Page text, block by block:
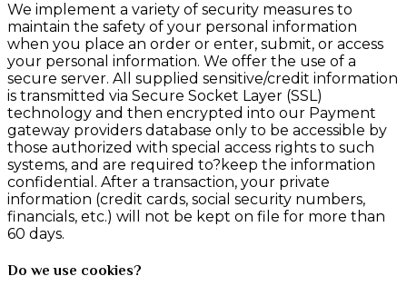
We implement a variety of security measures to
maintain the safety of your personal information
when you place an order or enter, submit, or access
your personal information. We offer the use of a
secure server. All supplied sensitive/credit information
is transmitted via Secure Socket Layer (SSL)
technology and then encrypted into our Payment
gateway providers database only to be accessible by
those authorized with special access rights to such
systems, and are required to?keep the information
confidential. After a transaction, your private
information (credit cards, social security numbers,
financials, etc.) will not be kept on file for more than
60 days.
Do we use cookies?